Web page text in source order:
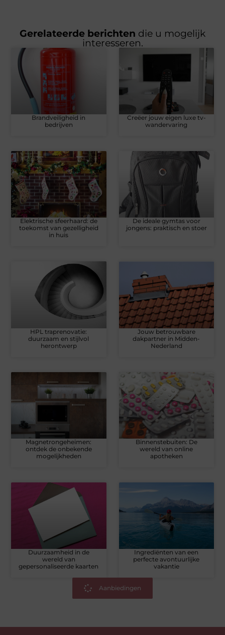
Gerelateerde berichten die u mogelijk
interesseren.
Brandveiligheid in
bedrijven
Creëer jouw eigen luxe tv-
wandervaring
Elektrische sfeerhaard: de
toekomst van gezelligheid
in huis
De ideale gymtas voor
jongens: praktisch en stoer
HPL traprenovatie:
duurzaam en stijlvol
herontwerp
Jouw betrouwbare
dakpartner in Midden-
Nederland
Magnetrongeheimen:
ontdek de onbekende
mogelijkheden
Binnenstebuiten: De
wereld van online
apotheken
Duurzaamheid in de
wereld van
gepersonaliseerde kaarten
Ingrediënten van een
perfecte avontuurlijke
vakantie
Aanbiedingen